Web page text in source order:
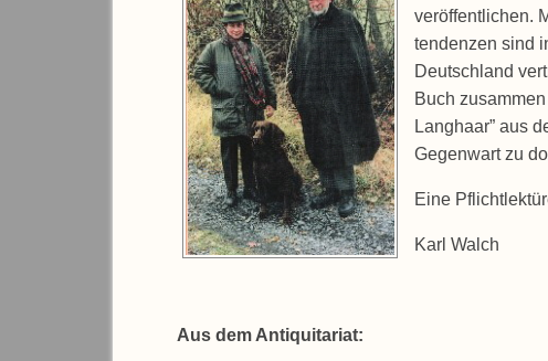
veröffentlichen.
tendenzen sind
Deutschland
Buch
Langhaar” aus
Gegenwart zu
Eine
Karl Walch
Aus dem Antiquitariat: